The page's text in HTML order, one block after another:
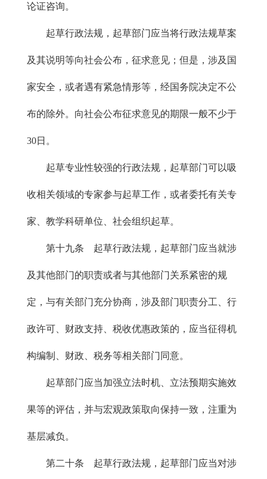
论证咨询。
起草行政法规，起草部门应当将行政法规草案
及其说明等向社会公布，征求意见；但是，涉及国
家安全，或者遇有紧急情形等，经国务院决定不公
布的除外。向社会公布征求意见的期限一般不少于
30日。
起草专业性较强的行政法规，起草部门可以吸
收相关领域的专家参与起草工作，或者委托有关专
家、教学科研单位、社会组织起草。
第十九条 起草行政法规，起草部门应当就涉
及其他部门的职责或者与其他部门关系紧密的规
定，与有关部门充分协商，涉及部门职责分工、行
政许可、财政支持、税收优惠政策的，应当征得机
构编制、财政、税务等相关部门同意。
起草部门应当加强立法时机、立法预期实施效
果等的评估，并与宏观政策取向保持一致，注重为
基层减负。
第二十条 起草行政法规，起草部门应当对涉